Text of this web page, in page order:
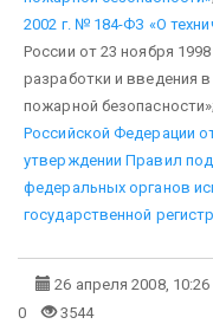
2002 г. № 184-ФЗ «О
России от 23 ноября
разработки и введения
пожарной
Российской Федерации
утверждении Правил
федеральных органов
государственной
26 апреля 2008, 10:26
0 3544